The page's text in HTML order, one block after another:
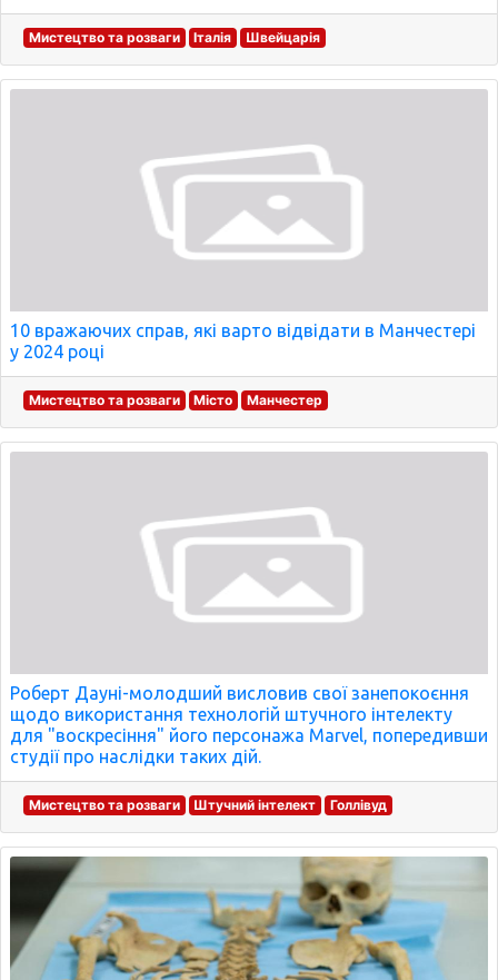
Мистецтво та розваги Італія Швейцарія
10 вражаючих справ, які варто відвідати в Манчестері
у 2024 році
Мистецтво та розваги Місто Манчестер
Роберт Дауні-молодший висловив свої занепокоєння
щодо використання технологій штучного інтелекту
для "воскресіння" його персонажа Marvel, попередивши
студії про наслідки таких дій.
Мистецтво та розваги Штучний інтелект Голлівуд